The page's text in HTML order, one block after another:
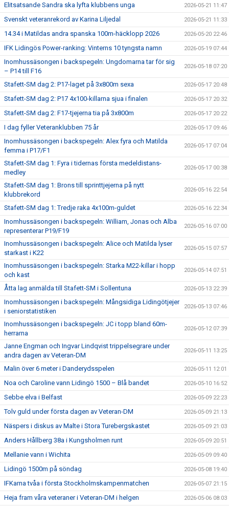
Elitsatsande Sandra ska lyfta klubbens unga 2026-05-21 11:47
Svenskt veteranrekord av Karina Liljedal 2026-05-21 11:33
14.34 i Matildas andra spanska 100m-häcklopp 2026 2026-05-20 22:46
IFK Lidingös Power-ranking: Vinterns 10 tyngsta namn 2026-05-19 07:44
Inomhussäsongen i backspegeln: Ungdomarna tar för sig
– P14 till F16
2026-05-18 07:20
Stafett-SM dag 2: P17-laget på 3x800m sexa 2026-05-17 20:48
Stafett-SM dag 2: P17 4x100-killarna sjua i finalen 2026-05-17 20:32
Stafett-SM dag 2: F17-tjejerna tia på 3x800m 2026-05-17 20:22
I dag fyller Veteranklubben 75 år 2026-05-17 09:46
Inomhussäsongen i backspegeln: Alex fyra och Matilda
femma i P17/F1
2026-05-17 07:04
Stafett-SM dag 1: Fyra i tidernas första medeldistans-
medley
2026-05-17 00:38
Stafett-SM dag 1: Brons till sprinttjejerna på nytt
klubbrekord
2026-05-16 22:54
Stafett-SM dag 1: Tredje raka 4x100m-guldet 2026-05-16 22:34
Inomhussäsongen i backspegeln: William, Jonas och Alba
representerar P19/F19
2026-05-16 07:00
Inomhussäsongen i backspegeln: Alice och Matilda lyser
starkast i K22
2026-05-15 07:57
Inomhussäsongen i backspegeln: Starka M22-killar i hopp
och kast
2026-05-14 07:51
Åtta lag anmälda till Stafett-SM i Sollentuna 2026-05-13 22:39
Inomhussäsongen i backspegeln: Mångsidiga Lidingötjejer
i seniorstatistiken
2026-05-13 07:46
Inomhussäsongen i backspegeln: JC i topp bland 60m-
herrarna
2026-05-12 07:39
Janne Engman och Ingvar Lindqvist trippelsegrare under
andra dagen av Veteran-DM
2026-05-11 13:25
Malin över 6 meter i Danderydsspelen 2026-05-11 12:01
Noa och Caroline vann Lidingö 1500 – Blå bandet 2026-05-10 16:52
Sebbe elva i Belfast 2026-05-09 22:23
Tolv guld under första dagen av Veteran-DM 2026-05-09 21:13
Näspers i diskus av Malte i Stora Turebergskastet 2026-05-09 21:03
Anders Hållberg 38a i Kungsholmen runt 2026-05-09 20:51
Mellanie vann i Wichita 2026-05-09 09:40
Lidingö 1500m på söndag 2026-05-08 19:40
IFKarna tvåa i första Stockholmskampenmatchen 2026-05-07 21:15
Heja fram våra veteraner i Veteran-DM i helgen 2026-05-06 08:03